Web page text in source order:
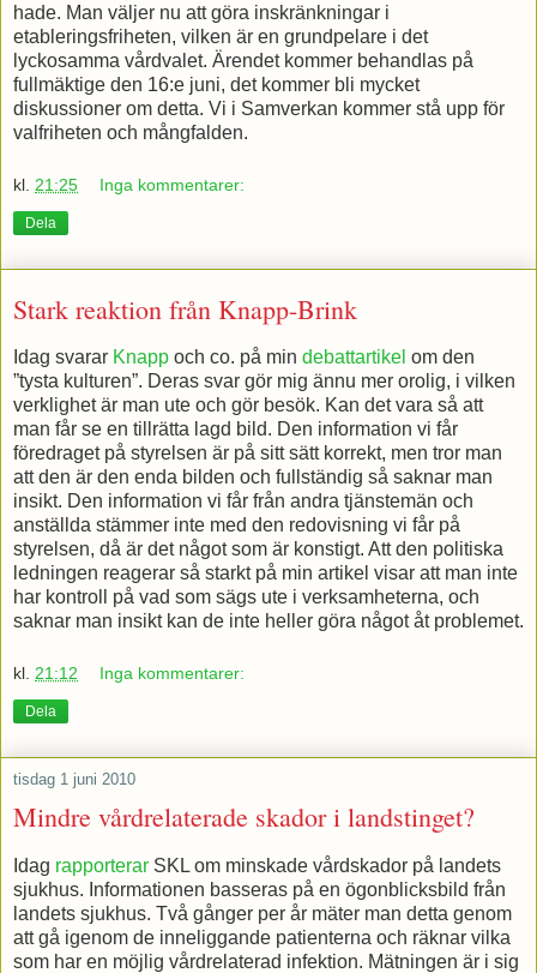
hade. Man väljer nu att göra inskränkningar i
etableringsfriheten, vilken är en grundpelare i det
lyckosamma vårdvalet. Ärendet kommer behandlas på
fullmäktige den 16:e juni, det kommer bli mycket
diskussioner om detta. Vi i Samverkan kommer stå upp för
valfriheten och mångfalden.
kl. 21:25 Inga kommentarer:
Dela
Stark reaktion från Knapp-Brink
Idag svarar Knapp och co. på min debattartikel om den
”tysta kulturen”. Deras svar gör mig ännu mer orolig, i vilken
verklighet är man ute och gör besök. Kan det vara så att
man får se en tillrätta lagd bild. Den information vi får
föredraget på styrelsen är på sitt sätt korrekt, men tror man
att den är den enda bilden och fullständig så saknar man
insikt. Den information vi får från andra tjänstemän och
anställda stämmer inte med den redovisning vi får på
styrelsen, då är det något som är konstigt. Att den politiska
ledningen reagerar så starkt på min artikel visar att man inte
har kontroll på vad som sägs ute i verksamheterna, och
saknar man insikt kan de inte heller göra något åt problemet.
kl. 21:12 Inga kommentarer:
Dela
tisdag 1 juni 2010
Mindre vårdrelaterade skador i landstinget?
Idag rapporterar SKL om minskade vårdskador på landets
sjukhus. Informationen basseras på en ögonblicksbild från
landets sjukhus. Två gånger per år mäter man detta genom
att gå igenom de inneliggande patienterna och räknar vilka
som har en möjlig vårdrelaterad infektion. Mätningen är i sig